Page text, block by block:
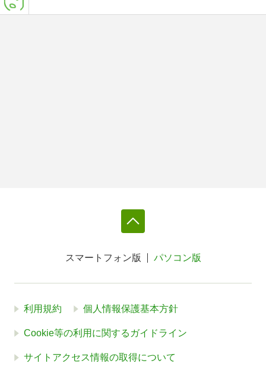
スマートフォン版 パソコン版
利用規約 個人情報保護基本方針
Cookie等の利用に関するガイドライン
サイトアクセス情報の取得について